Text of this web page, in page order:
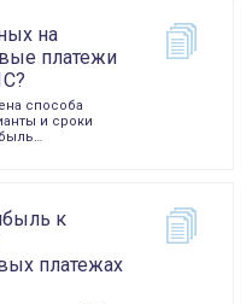
на
платежи
способа
и сроки
к
платежах